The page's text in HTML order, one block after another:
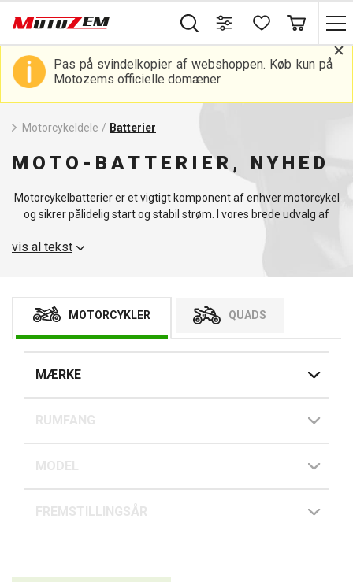
Pas på svindelkopier af webshoppen. Køb kun på
Motozems officielle domæner
Motorcykeldele / Batterier
MOTO-BATTERIER, NYHED
Motorcykelbatterier er et vigtigt komponent af enhver motorcykel
og sikrer pålidelig start og stabil strøm. I vores brede udvalg af
forskellige typer motorcykler. Vores sortiment omfatter batterier
designet til at give maksimal effekt og har en lang levetid. Vores
motorcykelbatterier er det ideelle valg for alle, der søger et
pålideligt og kraftfuldt batteri til deres motorcykel.
kompatible med forskellige motorcykelmærker, herunder
Yamaha, Honda, Suzuki og BMW. Både homologerede og
universelle modeller sikrer, at du kan finde det rigtige batteri til dit
kan du være sikker på, at din cykel altid har strøm nok til hver
vis al tekst
MOTORCYKLER QUADS
MÆRKE
RUMFANG
MODEL
FREMSTILLINGSÅR